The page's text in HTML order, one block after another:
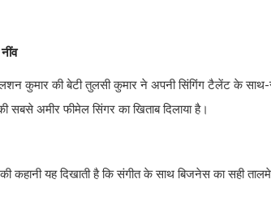
कुमार की बेटी तुलसी कुमार ने अपनी सिंगिंग टैलेंट के साथ-
सबसे अमीर फीमेल सिंगर का खिताब दिलाया है।
कहानी यह दिखाती है कि संगीत के साथ बिजनेस का सही